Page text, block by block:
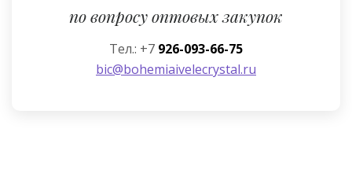
по вопросу оптовых закупок
Тел.: +7 926-093-66-75
bic@bohemiaivelecrystal.ru